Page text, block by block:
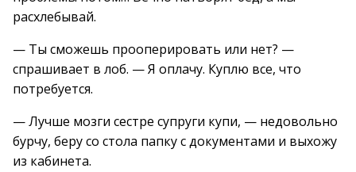
расхлебывай.
— Ты сможешь прооперировать или нет? —
спрашивает в лоб. — Я оплачу. Куплю все, что
потребуется.
— Лучше мозги сестре супруги купи, — недовольно
бурчу, беру со стола папку с документами и выхожу
из кабинета.